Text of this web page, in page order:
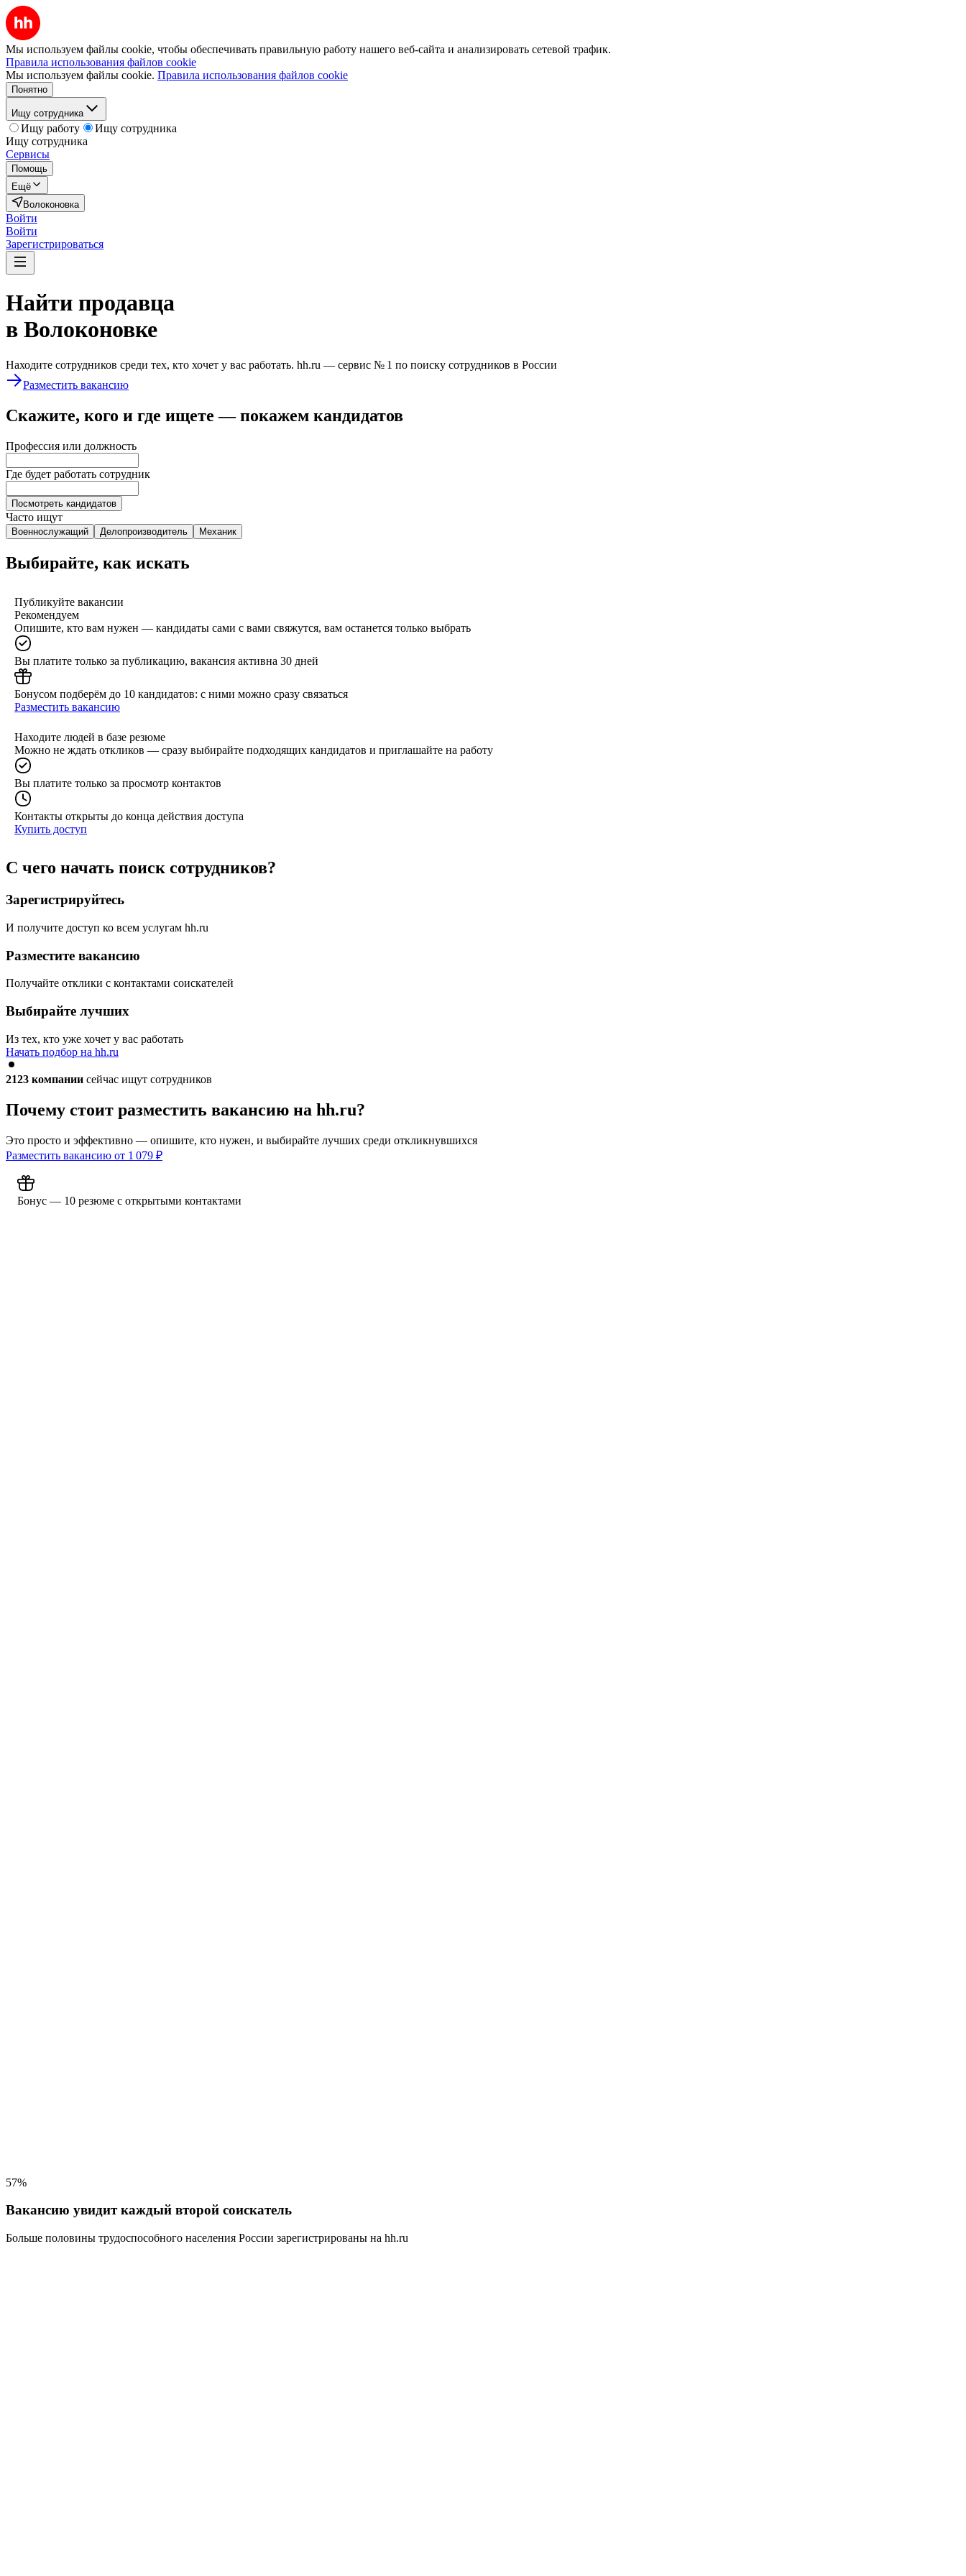
Мы используем файлы cookie, чтобы обеспечивать правильную работу нашего веб-сайта и анализировать сетевой трафик.
Правила использования файлов cookie
Мы используем файлы cookie. Правила использования файлов cookie
Понятно
Ищу сотрудника
Ищу работу
Ищу сотрудника
Ищу сотрудника
Сервисы
Помощь
Ещё
Волоконовка
Войти
Войти
Зарегистрироваться
Найти продавца
в Волоконовке
Находите сотрудников среди тех, кто хочет у вас работать. hh.ru — сервис № 1 по поиску сотрудников в России
Разместить вакансию
Скажите, кого и где ищете — покажем кандидатов
Профессия или должность
Где будет работать сотрудник
Посмотреть кандидатов
Часто ищут
Военнослужащий Делопроизводитель Механик
Выбирайте, как искать
Публикуйте вакансии
Рекомендуем
Опишите, кто вам нужен — кандидаты сами с вами свяжутся, вам останется только выбрать
Вы платите только за публикацию, вакансия активна 30 дней
Бонусом подберём до 10 кандидатов: с ними можно сразу связаться
Разместить вакансию
Находите людей в базе резюме
Можно не ждать откликов — сразу выбирайте подходящих кандидатов и приглашайте на работу
Вы платите только за просмотр контактов
Контакты открыты до конца действия доступа
Купить доступ
С чего начать поиск сотрудников?
Зарегистрируйтесь
И получите доступ ко всем услугам hh.ru
Разместите вакансию
Получайте отклики с контактами соискателей
Выбирайте лучших
Из тех, кто уже хочет у вас работать
Начать подбор на hh.ru
2123 компании сейчас ищут сотрудников
Почему стоит разместить вакансию на hh.ru?
Это просто и эффективно — опишите, кто нужен, и выбирайте лучших среди откликнувшихся
Разместить вакансию от 1 079 ₽
Бонус — 10 резюме с открытыми контактами
57%
Вакансию увидит каждый второй соискатель
Больше половины трудоспособного населения России зарегистрированы на hh.ru